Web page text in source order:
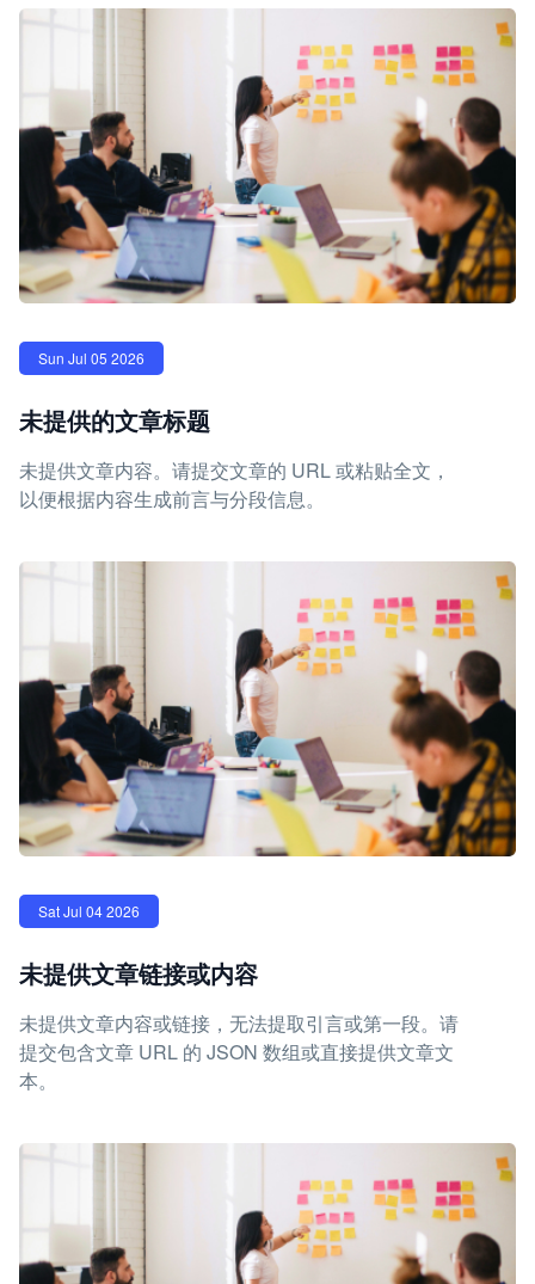
Sun Jul 05 2026
未提供的文章标题
未提供文章内容。请提交文章的 URL 或粘贴全文，
以便根据内容生成前言与分段信息。
Sat Jul 04 2026
未提供文章链接或内容
未提供文章内容或链接，无法提取引言或第一段。请
提交包含文章 URL 的 JSON 数组或直接提供文章文
本。